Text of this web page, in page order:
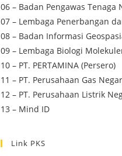
06 – Badan Pengawas Tenaga
07 – Lembaga Penerbangan
08 – Badan Informasi
09 – Lembaga Biologi
10 – PT. PERTAMINA (Persero)
11 – PT. Perusahaan Gas
12 – PT. Perusahaan Listrik
13 – Mind ID
Link PKS